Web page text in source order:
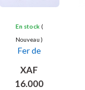
En stock (
Nouveau )
Fer de
intelligent
et Portable
XAF
16.000